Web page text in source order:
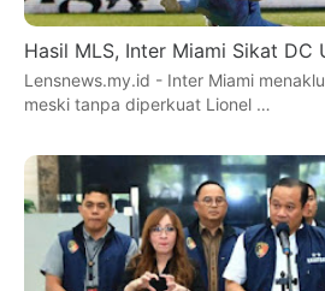
Hasil MLS, Inter Miami Sikat DC
Lensnews.my.id - Inter Miami
meski tanpa diperkuat Lionel …